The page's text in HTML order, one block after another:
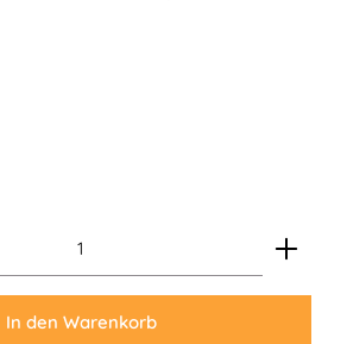
Gib den gewünschten Wert ein
In den Warenkorb